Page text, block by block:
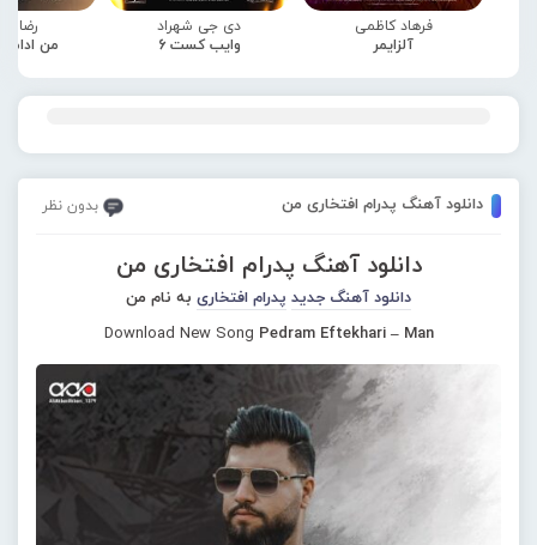
فرهاد کاظمی
آلزایمر
دی جی شهراد
وایب کست 6
رضا
من
دانلود آهنگ پدرام افتخاری من بدون نظر
دانلود آهنگ پدرام افتخاری من
دانلود آهنگ جدید پدرام افتخاری به نام من
Download New Song Pedram Eftekhari – Man